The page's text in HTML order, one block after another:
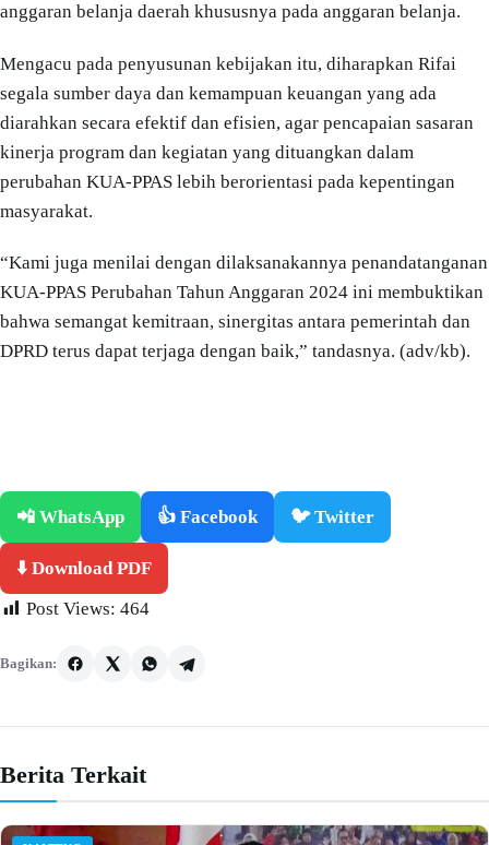
anggaran belanja daerah khususnya pada anggaran belanja.
Mengacu pada penyusunan kebijakan itu, diharapkan Rifai
segala sumber daya dan kemampuan keuangan yang ada
diarahkan secara efektif dan efisien, agar pencapaian sasaran
kinerja program dan kegiatan yang dituangkan dalam
perubahan KUA-PPAS lebih berorientasi pada kepentingan
masyarakat.
“Kami juga menilai dengan dilaksanakannya penandatanganan
KUA-PPAS Perubahan Tahun Anggaran 2024 ini membuktikan
bahwa semangat kemitraan, sinergitas antara pemerintah dan
DPRD terus dapat terjaga dengan baik,” tandasnya. (adv/kb).
📲 WhatsApp 👍 Facebook 🐦 Twitter
⬇️ Download PDF
Post Views: 464
Bagikan:
Berita Terkait